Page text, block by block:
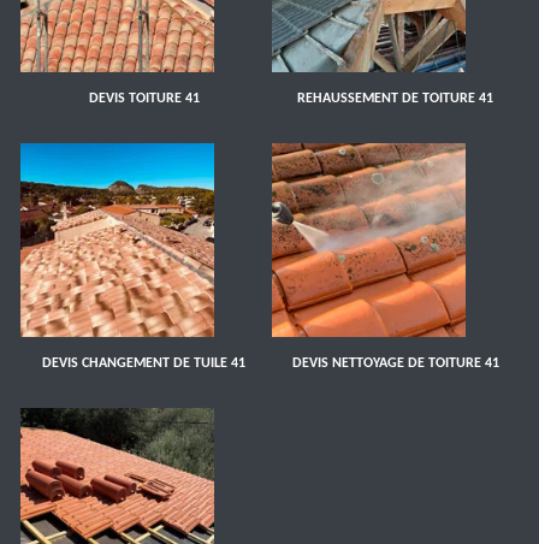
DEVIS TOITURE 41 REHAUSSEMENT DE TOITURE 41
DEVIS CHANGEMENT DE TUILE 41 DEVIS NETTOYAGE DE TOITURE 41